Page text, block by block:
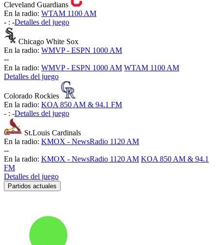
Cleveland Guardians
En la radio: WTAM 1100 AM
- : -Detalles del juego
Chicago White Sox
En la radio: WMVP - ESPN 1000 AM
--
En la radio: WMVP - ESPN 1000 AM WTAM 1100 AM
Detalles del juego
Colorado Rockies
En la radio: KOA 850 AM & 94.1 FM
- : -Detalles del juego
St.Louis Cardinals
En la radio: KMOX - NewsRadio 1120 AM
--
En la radio: KMOX - NewsRadio 1120 AM KOA 850 AM & 94.1
FM
Detalles del juego
Partidos actuales